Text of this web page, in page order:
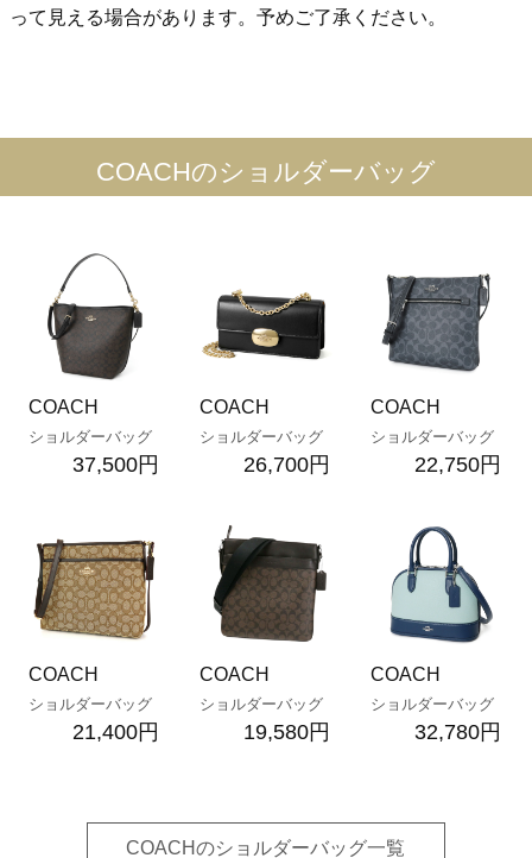
って見える場合があります。予めご了承ください。
COACHのショルダーバッグ
COACH
ショルダーバッグ
37,500円
COACH
ショルダーバッグ
26,700円
COACH
ショルダーバッグ
22,750円
COACH
ショルダーバッグ
21,400円
COACH
ショルダーバッグ
19,580円
COACH
ショルダーバッグ
32,780円
COACHのショルダーバッグ一覧